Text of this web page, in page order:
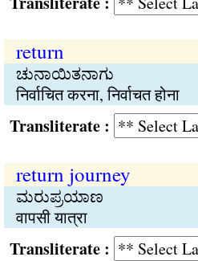
return
ಚುನಾಯಿತನಾಗು
निर्वाचित करना, निर्वाचत होना
:
return journey
ಮರುಪ್ರಯಾಣ
वापसी यात्रा
: